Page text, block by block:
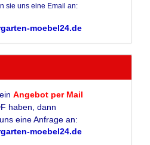
sie uns eine Email an:
moebel24.de
Angebot per Mail
haben, dann
eine Anfrage an:
moebel24.de